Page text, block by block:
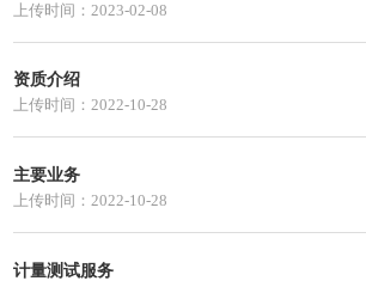
上传时间：2023-02-08
资质介绍
上传时间：2022-10-28
主要业务
上传时间：2022-10-28
计量测试服务